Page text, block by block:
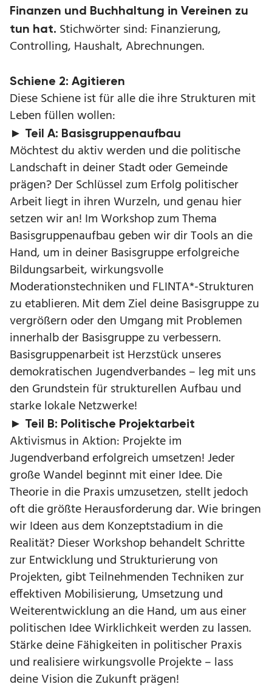
Finanzen und Buchhaltung in Vereinen zu
tun hat. Stichwörter sind: Finanzierung,
Controlling, Haushalt, Abrechnungen.
Schiene 2: Agitieren
Diese Schiene ist für alle die ihre Strukturen mit
Leben füllen wollen:
► Teil A: Basisgruppenaufbau
Möchtest du aktiv werden und die politische
Landschaft in deiner Stadt oder Gemeinde
prägen? Der Schlüssel zum Erfolg politischer
Arbeit liegt in ihren Wurzeln, und genau hier
setzen wir an! Im Workshop zum Thema
Basisgruppenaufbau geben wir dir Tools an die
Hand, um in deiner Basisgruppe erfolgreiche
Bildungsarbeit, wirkungsvolle
Moderationstechniken und FLINTA*-Strukturen
zu etablieren. Mit dem Ziel deine Basisgruppe zu
vergrößern oder den Umgang mit Problemen
innerhalb der Basisgruppe zu verbessern.
Basisgruppenarbeit ist Herzstück unseres
demokratischen Jugendverbandes – leg mit uns
den Grundstein für strukturellen Aufbau und
starke lokale Netzwerke!
► Teil B: Politische Projektarbeit
Aktivismus in Aktion: Projekte im
Jugendverband erfolgreich umsetzen! Jeder
große Wandel beginnt mit einer Idee. Die
Theorie in die Praxis umzusetzen, stellt jedoch
oft die größte Herausforderung dar. Wie bringen
wir Ideen aus dem Konzeptstadium in die
Realität? Dieser Workshop behandelt Schritte
zur Entwicklung und Strukturierung von
Projekten, gibt Teilnehmenden Techniken zur
effektiven Mobilisierung, Umsetzung und
Weiterentwicklung an die Hand, um aus einer
politischen Idee Wirklichkeit werden zu lassen.
Stärke deine Fähigkeiten in politischer Praxis
und realisiere wirkungsvolle Projekte – lass
deine Vision die Zukunft prägen!